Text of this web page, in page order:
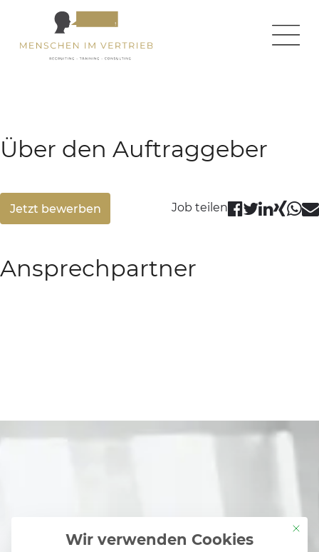
← zurück zur Homepage ← zurück zur Jobseite
Über den Auftraggeber
Jetzt bewerben Job teilen
Ansprechpartner
Mit
Wir verwenden Cookies